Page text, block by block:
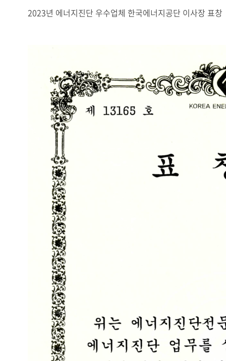
2023년 에너지진단 우수업체 한국에너지공단 이사장 표창